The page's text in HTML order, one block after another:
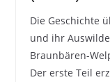
Die Geschichte
und ihr
Braunbären-
Der erste Teil